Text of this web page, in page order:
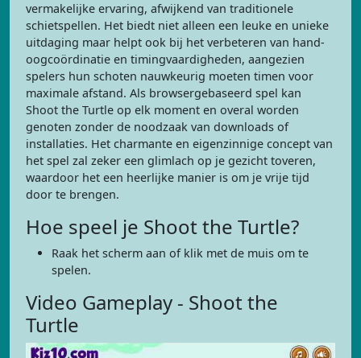
vermakelijke ervaring, afwijkend van traditionele
schietspellen. Het biedt niet alleen een leuke en unieke
uitdaging maar helpt ook bij het verbeteren van hand-
oogcoördinatie en timingvaardigheden, aangezien
spelers hun schoten nauwkeurig moeten timen voor
maximale afstand. Als browsergebaseerd spel kan
Shoot the Turtle op elk moment en overal worden
genoten zonder de noodzaak van downloads of
installaties. Het charmante en eigenzinnige concept van
het spel zal zeker een glimlach op je gezicht toveren,
waardoor het een heerlijke manier is om je vrije tijd
door te brengen.
Hoe speel je Shoot the Turtle?
Raak het scherm aan of klik met de muis om te
spelen.
Video Gameplay - Shoot the
Turtle